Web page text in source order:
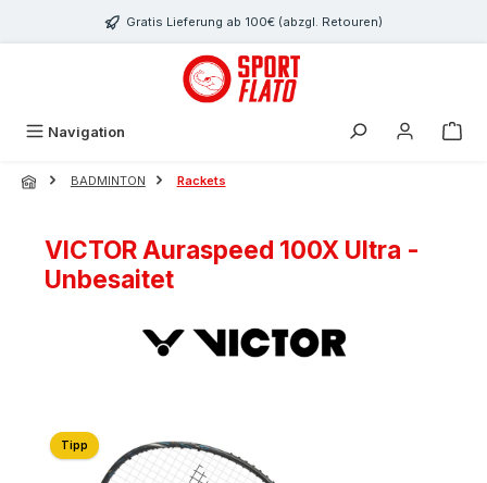
Zum Hauptinhalt springenGratis Lieferung ab 100€ (abzgl. Retouren)
Navigation
BADMINTON Rackets
VICTOR Auraspeed 100X Ultra -
Unbesaitet
Bildergalerie überspringen
Tipp